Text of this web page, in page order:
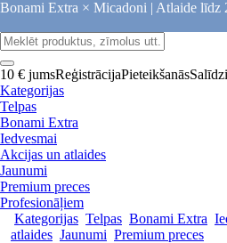
Bonami Extra × Micadoni | Atlaide līdz
10 € jumsReģistrācijaPieteikšanās
Kategorijas
Telpas
Bonami Extra
Iedvesmai
Akcijas un atlaides
Jaunumi
Premium preces
Profesionāļiem
Kategorijas Telpas Bonami Extra
atlaides Jaunumi Premium preces